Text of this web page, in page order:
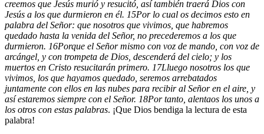
creemos que Jesús murió y resucitó, así también traerá Dios con
Jesús a los que durmieron en él. 15Por lo cual os decimos esto en
palabra del Señor: que nosotros que vivimos, que habremos
quedado hasta la venida del Señor, no precederemos a los que
durmieron. 16Porque el Señor mismo con voz de mando, con voz de
arcángel, y con trompeta de Dios, descenderá del cielo; y los
muertos en Cristo resucitarán primero. 17Lluego nosotros los que
vivimos, los que hayamos quedado, seremos arrebatados
juntamente con ellos en las nubes para recibir al Señor en el aire, y
así estaremos siempre con el Señor. 18Por tanto, alentaos los unos a
los otros con estas palabras. ¡Que Dios bendiga la lectura de esta
palabra!